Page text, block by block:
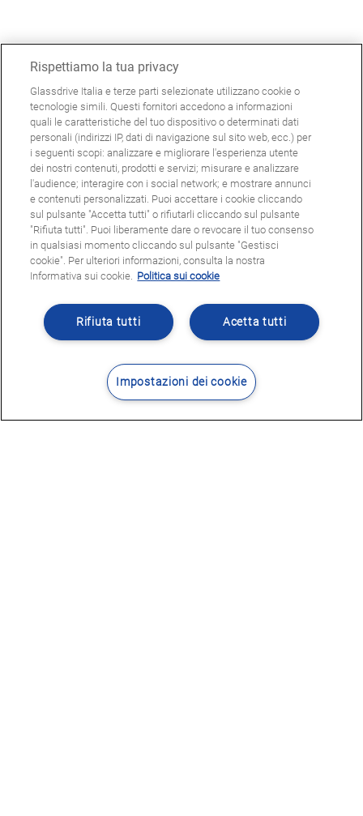
Rispettiamo la tua privacy
Glassdrive Italia e terze parti selezionate utilizzano cookie o
tecnologie simili. Questi fornitori accedono a informazioni
quali le caratteristiche del tuo dispositivo o determinati dati
personali (indirizzi IP, dati di navigazione sul sito web, ecc.) per
i seguenti scopi: analizzare e migliorare l'esperienza utente
dei nostri contenuti, prodotti e servizi; misurare e analizzare
l'audience; interagire con i social network; e mostrare annunci
e contenuti personalizzati. Puoi accettare i cookie cliccando
sul pulsante "Accetta tutti" o rifiutarli cliccando sul pulsante
"Rifiuta tutti". Puoi liberamente dare o revocare il tuo consenso
in qualsiasi momento cliccando sul pulsante "Gestisci
cookie". Per ulteriori informazioni, consulta la nostra
Informativa sui cookie. Politica sui cookie
Acetta tutti
Rifiuta tutti
Impostazioni dei cookie